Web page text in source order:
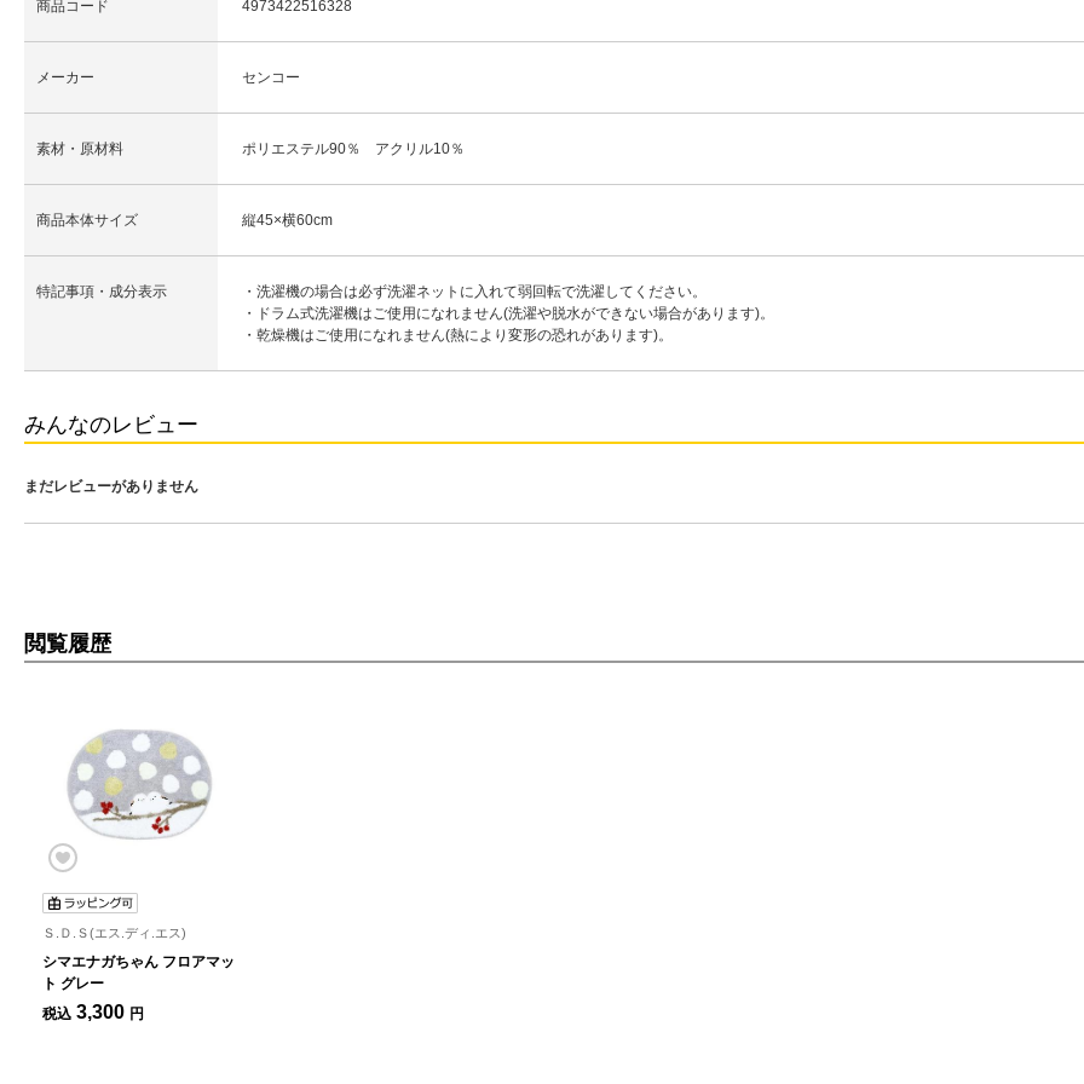
商品コード 4973422516328
メーカー センコー
素材・原材料 ポリエステル90％ アクリル10％
商品本体サイズ 縦45×横60cm
特記事項・成分表示
・洗濯機の場合は必ず洗濯ネットに入れて弱回転で洗濯してください。
・ドラム式洗濯機はご使用になれません(洗濯や脱水ができない場合があります)。
・乾燥機はご使用になれません(熱により変形の恐れがあります)。
みんなのレビュー
まだレビューがありません
閲覧履歴
Ｓ.Ｄ.Ｓ(エス.ディ.エス)
シマエナガちゃん フロアマッ
ト グレー
税込 3,300 円